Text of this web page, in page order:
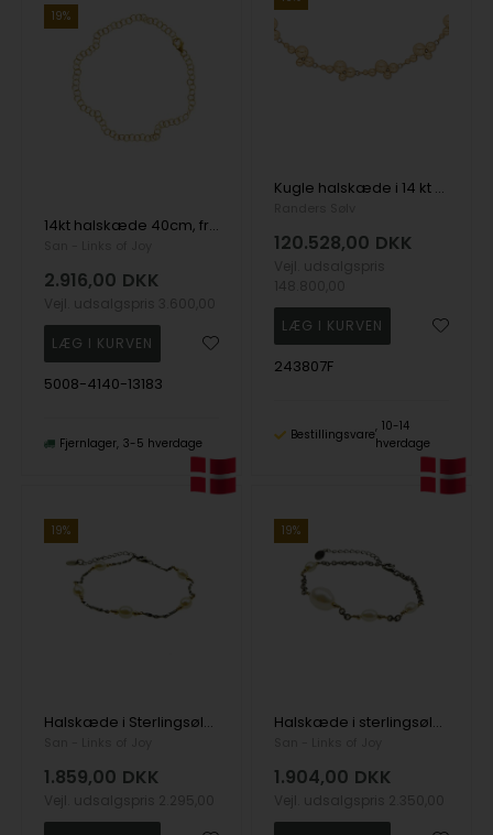
19%
14kt halskæde 40cm, fra San - Links of Joy
2.916,00 DKK
5008-4140-13183
Fjernlager 3-5 hverdage
Kugle halskæde i 14 kt guld, 45 cm
120.528,00 DKK
243807F
Bestillingsvare
10-14
hverdage
19%
Halskæde i Sterlingsølv m. 14kt guld & ferskvandsperler 42+8 cm, fra San - Links of Joy
1.859,00 DKK
19%
Halskæde i sterlingsølv med 14kt guld & ferskvandsperler 42+8 cm, fra San - Links of Joy
1.904,00 DKK